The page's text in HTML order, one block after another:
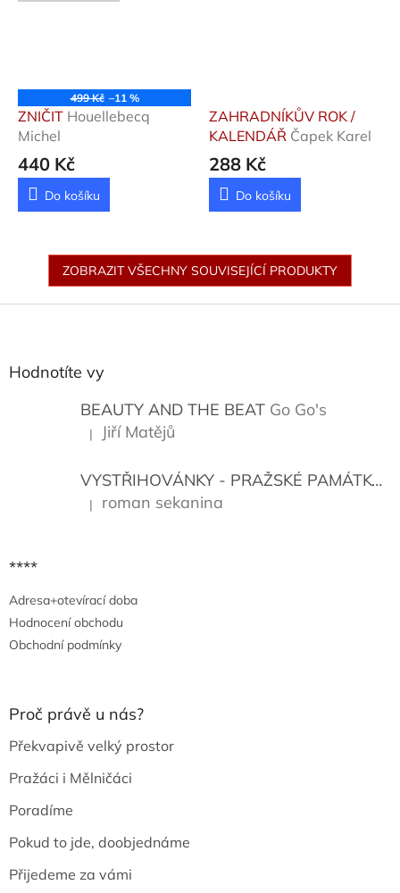
499 Kč –11 %
ZNIČIT Houellebecq
Michel
440 Kč
Do košíku
ZAHRADNÍKŮV ROK /
KALENDÁŘ Čapek Karel
288 Kč
Do košíku
ZOBRAZIT VŠECHNY SOUVISEJÍCÍ PRODUKTY
Hodnotíte vy
BEAUTY AND THE BEAT Go Go's
Hodnocení produktu je 5 z 5 hvězdiček.
| Jiří Matějů
VYSTŘIHOVÁNKY - PRAŽSKÉ PAMÁTKY
Hodnocení produktu je 5 z 5 hvězdiček.
| roman sekanina
****
Adresa+otevírací doba
Hodnocení obchodu
Obchodní podmínky
Proč právě u nás?
Překvapivě velký prostor
Pražáci i Mělničáci
Poradíme
Pokud to jde, doobjednáme
Přijedeme za vámi